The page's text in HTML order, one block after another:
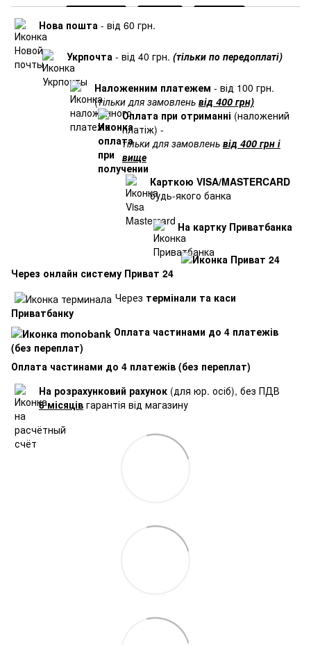
Нова пошта - від 60 грн.
Укрпочта - від 40 грн. (тільки по передоплаті)
Наложенним платежем - від 100 грн.
(тільки для замовлень від 400 грн)
Оплата при отриманні (наложений
платіж) -
тільки для замовлень від 400 грн і
вище
Карткою VISA/MASTERCARD
будь-якого банка
На картку Приватбанка
Через онлайн систему Приват 24
Через термінали та каси
Приватбанку
Оплата частинами до 4 платежів
(без переплат)
Оплата частинами до 4 платежів (без переплат)
На розрахунковий рахунок (для юр. осіб), без ПДВ
6 місяців гарантія від магазину